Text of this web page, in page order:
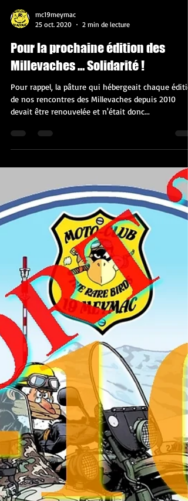
mc19meymac
25 oct. 2020
2 min de lecture
Millevaches … Solidarité !
Pour rappel, la pâture qui hébergeait chaque
devait être renouvelée et n'était donc...